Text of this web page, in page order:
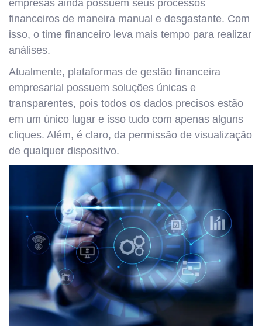
empresas ainda possuem seus processos
financeiros de maneira manual e desgastante. Com
isso, o time financeiro leva mais tempo para realizar
análises.
Atualmente, plataformas de gestão financeira
empresarial possuem soluções únicas e
transparentes, pois todos os dados precisos estão
em um único lugar e isso tudo com apenas alguns
cliques. Além, é claro, da permissão de visualização
de qualquer dispositivo.